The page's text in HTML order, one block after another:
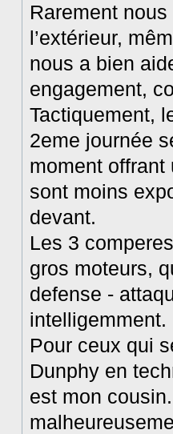
Rarement
l’extérieur,
nous a bien
engagement,
Tactiquement,
2eme journée
moment
sont moins
devant.
Les 3
gros moteurs,
defense -
intelligemment.
Pour ceux qui
Dunphy en
est mon